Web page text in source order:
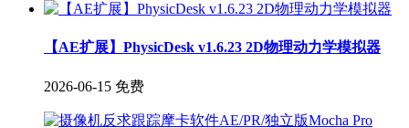
【AE扩展】PhysicDesk v1.6.23 2D物理动力学模拟器
2026-06-15 免费